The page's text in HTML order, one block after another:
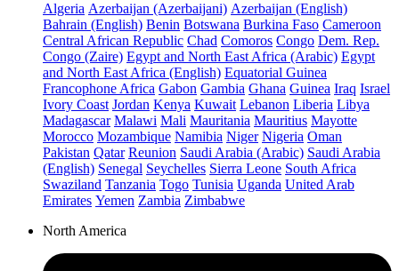
Algeria Azerbaijan (Azerbaijani) Azerbaijan (English)
Bahrain (English) Benin Botswana Burkina Faso Cameroon
Central African Republic Chad Comoros Congo Dem. Rep.
Congo (Zaire) Egypt and North East Africa (Arabic) Egypt
and North East Africa (English) Equatorial Guinea
Francophone Africa Gabon Gambia Ghana Guinea Iraq Israel
Ivory Coast Jordan Kenya Kuwait Lebanon Liberia Libya
Madagascar Malawi Mali Mauritania Mauritius Mayotte
Morocco Mozambique Namibia Niger Nigeria Oman
Pakistan Qatar Reunion Saudi Arabia (Arabic) Saudi Arabia
(English) Senegal Seychelles Sierra Leone South Africa
Swaziland Tanzania Togo Tunisia Uganda United Arab
Emirates Yemen Zambia Zimbabwe
North America